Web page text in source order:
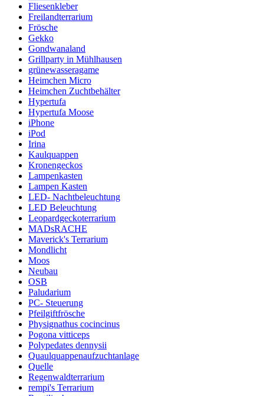
Fliesenkleber
Freilandterrarium
Frösche
Gekko
Gondwanaland
Grillparty in Mühlhausen
grünewasseragame
Heimchen Micro
Heimchen Zuchtbehälter
Hypertufa
Hypertufa Moose
iPhone
iPod
Irina
Kaulquappen
Kronengeckos
Lampenkasten
Lampen Kasten
LED- Nachtbeleuchtung
LED Beleuchtung
Leopardgeckoterrarium
MADsRACHE
Maverick's Terrarium
Mondlicht
Moos
Neubau
OSB
Paludarium
PC- Steuerung
Pfeilgiftfrösche
Physignathus cocincinus
Pogona vitticeps
Polypedates dennysii
Quaulquappenaufzuchtanlage
Quelle
Regenwaldterrarium
rempi's Terrarium